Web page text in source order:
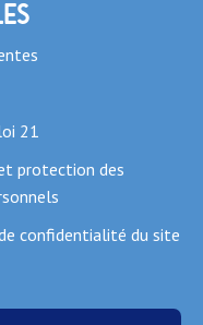
21
protection des
confidentialité du site